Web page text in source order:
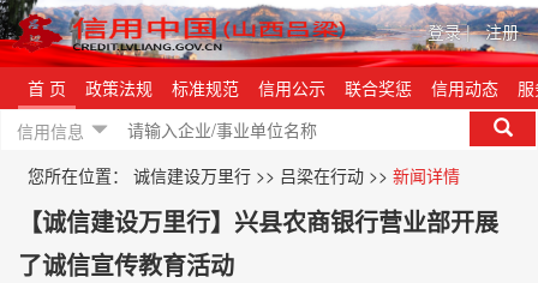
登录| 注册
首 页 政策法规 标准规范 信用公示 联合奖惩 信用动态
信用信息
您所在位置： 诚信建设万里行 >> 吕梁在行动 >> 新闻详情
【诚信建设万里行】兴县农商银行营业部开展
了诚信宣传教育活动